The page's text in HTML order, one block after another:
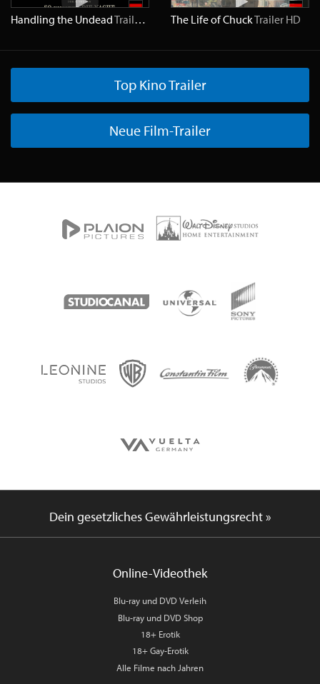
Handling the UndeadTrailer The Life of ChuckTrailer HD
Top Kino Trailer
Neue Film-Trailer
Dein gesetzliches Gewährleistungsrecht »
Online-Videothek
Blu-ray und DVD Verleih
Blu-ray und DVD Shop
18+ Erotik
18+ Gay-Erotik
Alle Filme nach Jahren